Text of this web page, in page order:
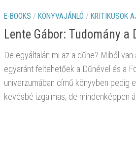
E-BOOKS / KÖNYVAJÁNLÓ / KRITIKUSOK
Lente Gábor: Tudomány
De egyáltalán mi az a dűne? Miből
egyaránt feltehetőek a Dűnével és a
univerzumában című könyvben pedig
kevésbé izgalmas, de mindenképpen